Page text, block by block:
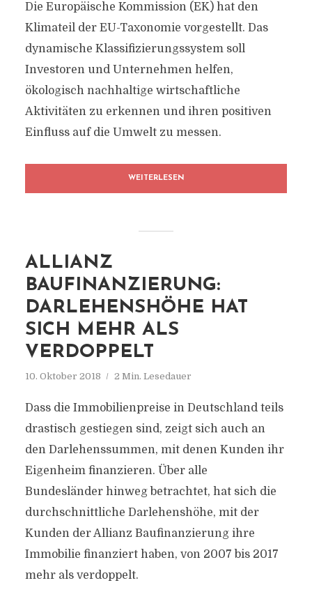
Die Europäische Kommission (EK) hat den
Klimateil der EU-Taxonomie vorgestellt. Das
dynamische Klassifizierungssystem soll
Investoren und Unternehmen helfen,
ökologisch nachhaltige wirtschaftliche
Aktivitäten zu erkennen und ihren positiven
Einfluss auf die Umwelt zu messen.
WEITERLESEN
ALLIANZ
BAUFINANZIERUNG:
DARLEHENSHÖHE HAT
SICH MEHR ALS
VERDOPPELT
10. Oktober 2018 2 Min. Lesedauer
Dass die Immobilienpreise in Deutschland teils
drastisch gestiegen sind, zeigt sich auch an
den Darlehenssummen, mit denen Kunden ihr
Eigenheim finanzieren. Über alle
Bundesländer hinweg betrachtet, hat sich die
durchschnittliche Darlehenshöhe, mit der
Kunden der Allianz Baufinanzierung ihre
Immobilie finanziert haben, von 2007 bis 2017
mehr als verdoppelt.